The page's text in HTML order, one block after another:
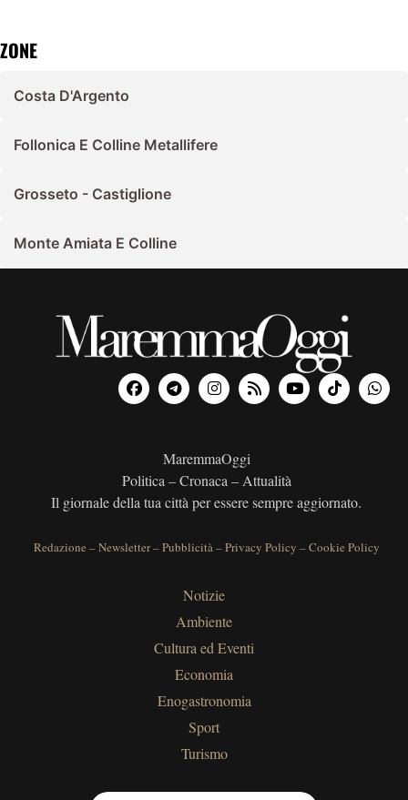
ZONE
Costa D'Argento
Follonica E Colline Metallifere
Grosseto - Castiglione
Monte Amiata E Colline
MaremmaOggi
Politica – Cronaca – Attualità
Il giornale della tua città per essere sempre aggiornato.
Redazione –Newsletter–Pubblicità–Privacy Policy –Cookie Policy
Notizie
Ambiente
Cultura ed Eventi
Economia
Enogastronomia
Sport
Turismo